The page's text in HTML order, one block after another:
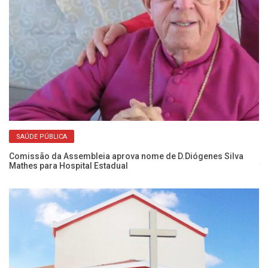
SAÚDE PÚBLICA
Comissão da Assembleia aprova nome de D.Diógenes Silva
Mathes para Hospital Estadual